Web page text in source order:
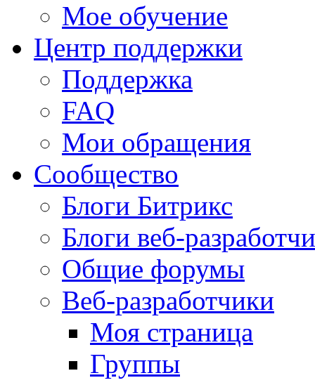
Мое обучение
Центр поддержки
Поддержка
FAQ
Мои обращения
Сообщество
Блоги Битрикс
Блоги веб-
Общие форумы
Веб-разработчики
Моя страница
Группы